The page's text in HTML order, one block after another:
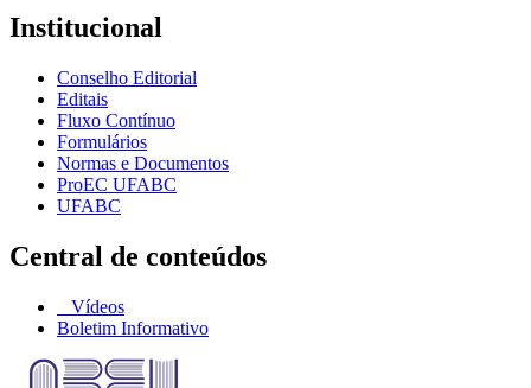
Institucional
Conselho Editorial
Editais
Fluxo Contínuo
Formulários
Normas e Documentos
ProEC UFABC
UFABC
Central de conteúdos
Vídeos
Boletim Informativo